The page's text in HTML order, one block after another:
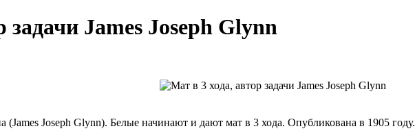
задачи James Joseph Glynn
(James Joseph Glynn). Белые начинают и дают мат в 3 хода. Опубликована в 1905 году.